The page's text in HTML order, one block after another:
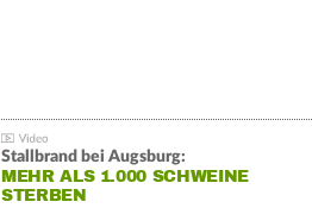
Stallbrand bei Augsburg:
MEHR ALS 1.000 SCHWEINE
STERBEN